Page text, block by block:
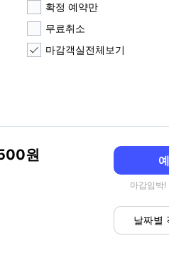
확정 예약만
무료취소
마감객실전체보기
마감임박!
날짜별